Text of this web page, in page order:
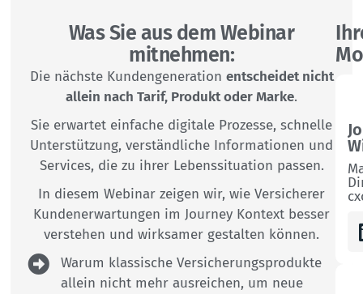
Was Sie aus dem Webinar
mitnehmen:
Die nächste Kundengeneration entscheidet nicht
allein nach Tarif, Produkt oder Marke.
Sie erwartet einfache digitale Prozesse, schnelle
Unterstützung, verständliche Informationen und
Services, die zu ihrer Lebenssituation passen.
In diesem Webinar zeigen wir, wie Versicherer
Kundenerwartungen im Journey Kontext besser
verstehen und wirksamer gestalten können.
Warum klassische Versicherungsprodukte
allein nicht mehr ausreichen, um neue